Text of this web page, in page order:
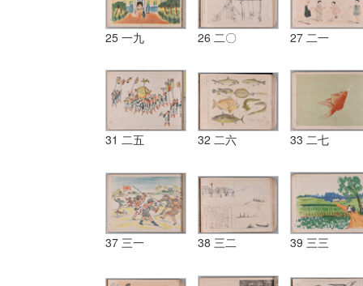
25 一九 26 二〇 27 二一
31 二五 32 二六 33 二七
37 三一 38 三二 39 三三